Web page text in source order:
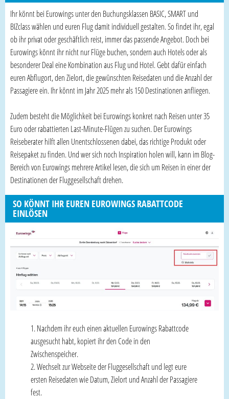
Ihr könnt bei Eurowings unter den Buchungsklassen BASIC, SMART und
BIZclass wählen und euren Flug damit individuell gestalten. So findet ihr, egal
ob ihr privat oder geschäftlich reist, immer das passende Angebot. Doch bei
Eurowings könnt ihr nicht nur Flüge buchen, sondern auch Hotels oder als
besonderer Deal eine Kombination aus Flug und Hotel. Gebt dafür einfach
euren Abflugort, den Zielort, die gewünschten Reisedaten und die Anzahl der
Passagiere ein. Ihr könnt im Jahr 2025 mehr als 150 Destinationen anfliegen.
Zudem besteht die Möglichkeit bei Eurowings konkret nach Reisen unter 35
Euro oder rabattierten Last-Minute-Flügen zu suchen. Der Eurowings
Reiseberater hilft allen Unentschlossenen dabei, das richtige Produkt oder
Reisepaket zu finden. Und wer sich noch Inspiration holen will, kann im Blog-
Bereich von Eurowings mehrere Artikel lesen, die sich um Reisen in einer der
Destinationen der Fluggesellschaft drehen.
SO KÖNNT IHR EUREN EUROWINGS RABATTCODE
EINLÖSEN
Nachdem ihr euch einen aktuellen Eurowings Rabattcode
ausgesucht habt, kopiert ihr den Code in den
Zwischenspeicher.
Wechselt zur Webseite der Fluggesellschaft und legt eure
ersten Reisedaten wie Datum, Zielort und Anzahl der Passagiere
fest.